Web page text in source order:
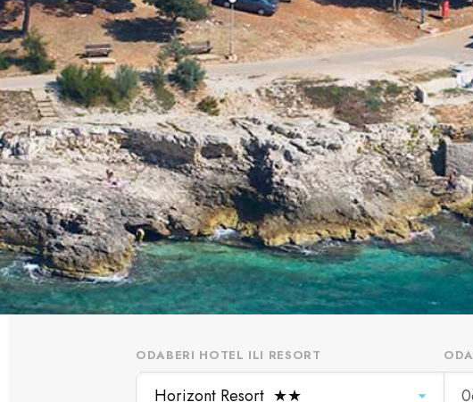
ODABERI HOTEL ILI RESORT
Horizont Resort ★★